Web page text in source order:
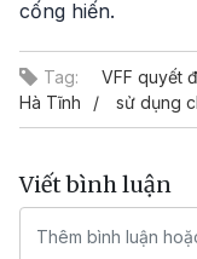
cống hiến.
Tag: VFF quyết
Hà Tĩnh
sử dụng
Viết bình luận